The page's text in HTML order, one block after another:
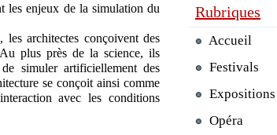
les enjeux de la simulation du
architectes conçoivent des
plus près de la science, ils
simuler artificiellement des
se conçoit ainsi comme
avec les conditions
Rubriques
Accueil
Festivals
Expositions
Opéra